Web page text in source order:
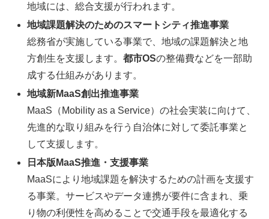
地域には、総合支援が行われます。
地域課題解決のためのスマートシティ推進事業
総務省が実施している事業で、地域の課題解決と地
方創生を支援します。都市OSの整備費などを一部助
成する仕組みがあります。
地域新MaaS創出推進事業
MaaS（Mobility as a Service）の社会実装に向けて、
先進的な取り組みを行う自治体に対して委託事業と
して支援します。
日本版MaaS推進・支援事業
MaaSにより地域課題を解決するための計画を支援す
る事業。サービスやデータ連携が要件に含まれ、乗
り物の利便性を高めることで交通手段を最適化する